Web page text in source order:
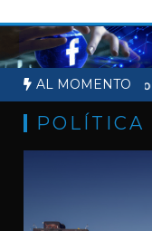
al
contenido
AL MOMENTO
Sheinbaum no
POLÍTICA